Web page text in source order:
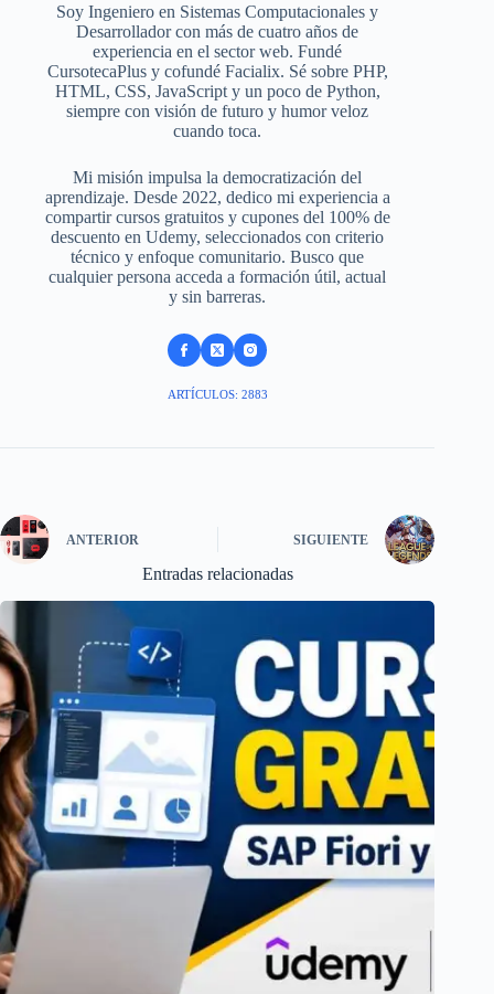
Soy Ingeniero en Sistemas Computacionales y
Desarrollador con más de cuatro años de
experiencia en el sector web. Fundé
CursotecaPlus y cofundé Facialix. Sé sobre PHP,
HTML, CSS, JavaScript y un poco de Python,
siempre con visión de futuro y humor veloz
cuando toca.
Mi misión impulsa la democratización del
aprendizaje. Desde 2022, dedico mi experiencia a
compartir cursos gratuitos y cupones del 100% de
descuento en Udemy, seleccionados con criterio
técnico y enfoque comunitario. Busco que
cualquier persona acceda a formación útil, actual
y sin barreras.
ARTÍCULOS: 2883
ANTERIOR SIGUIENTE
Entradas relacionadas